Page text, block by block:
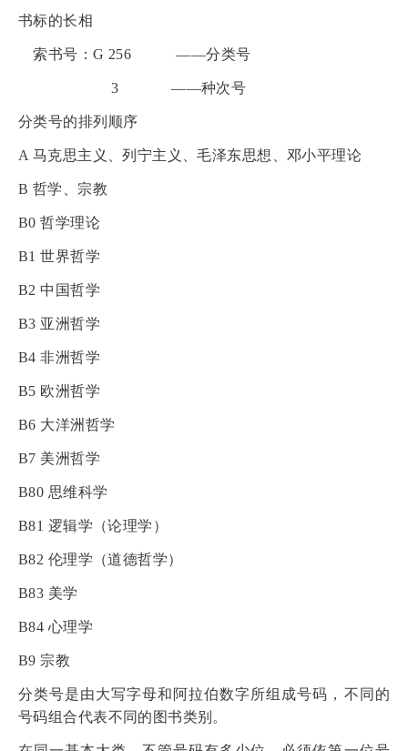
书标的长相
索书号：G 256 ——分类号
3 ——种次号
分类号的排列顺序
A 马克思主义、列宁主义、毛泽东思想、邓小平理论
B 哲学、宗教
B0哲学理论
B1世界哲学
B2 中国哲学
B3 亚洲哲学
B4非洲哲学
B5 欧洲哲学
B6 大洋洲哲学
B7 美洲哲学
B80 思维科学
B81 逻辑学（论理学）
B82 伦理学（道德哲学）
B83 美学
B84 心理学
B9 宗教
分类号是由大写字母和阿拉伯数字所组成号码，不同的
号码组合代表不同的图书类别。